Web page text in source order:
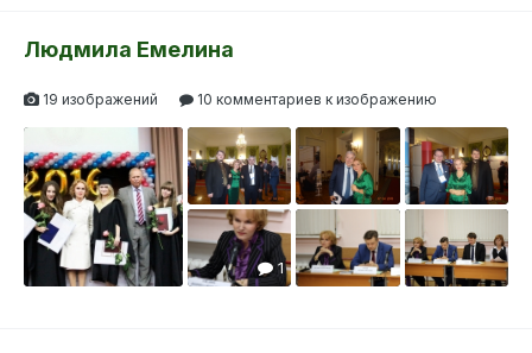
Людмила Емелина
19 изображений 10 комментариев к изображению
1